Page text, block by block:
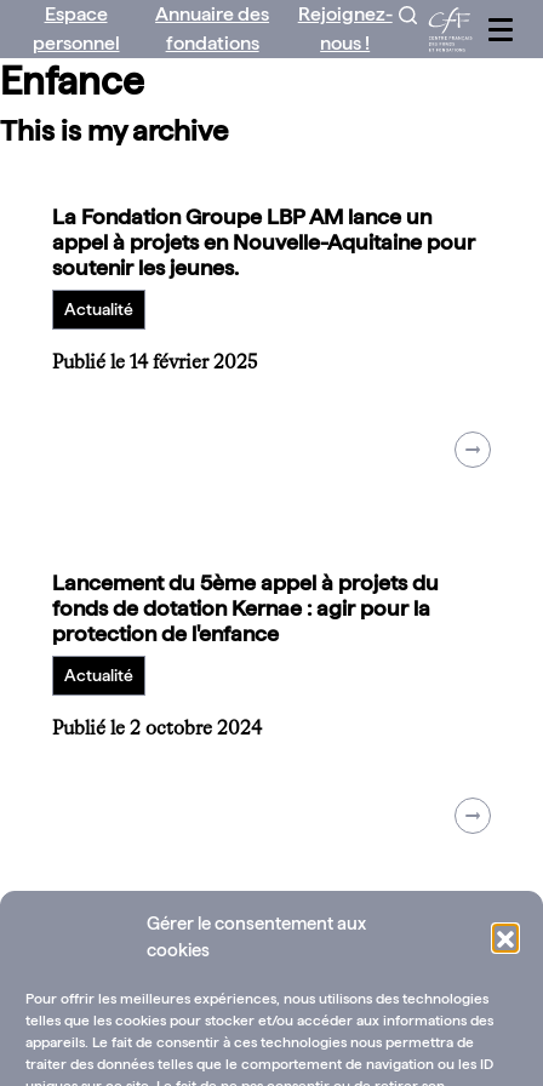
Gérer le consentement aux
cookies
Pour offrir les meilleures expériences, nous utilisons des technologies
telles que les cookies pour stocker et/ou accéder aux informations des
appareils. Le fait de consentir à ces technologies nous permettra de
traiter des données telles que le comportement de navigation ou les ID
contenu
Espace
personnel
Annuaire des
fondations
Rejoignez-
nous !
Enfance
This is my archive
La Fondation Groupe LBP AM lance un
appel à projets en Nouvelle-Aquitaine pour
soutenir les jeunes.
Actualité
Publié le 14 février 2025
Lancement du 5ème appel à projets du
fonds de dotation Kernae : agir pour la
protection de l'enfance
Actualité
Publié le 2 octobre 2024